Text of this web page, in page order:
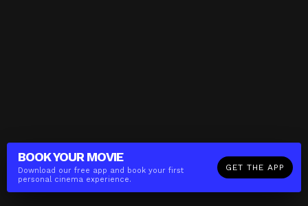
BOOK YOUR MOVIE
Download our free app and book your first
personal cinema experience.
GET THE APP